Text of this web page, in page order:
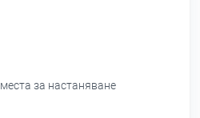
за настаняване